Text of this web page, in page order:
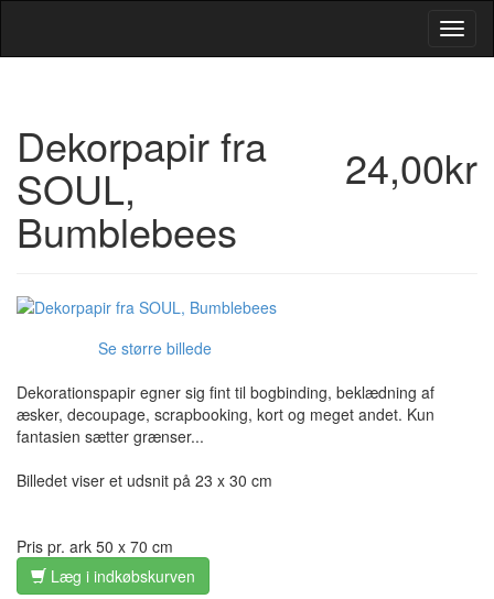
24,00kr
Dekorpapir fra
SOUL,
Bumblebees
Se større billede
Dekorationspapir egner sig fint til bogbinding, beklædning af
æsker, decoupage, scrapbooking, kort og meget andet. Kun
fantasien sætter grænser...
Billedet viser et udsnit på 23 x 30 cm
Pris pr. ark 50 x 70 cm
Læg i indkøbskurven